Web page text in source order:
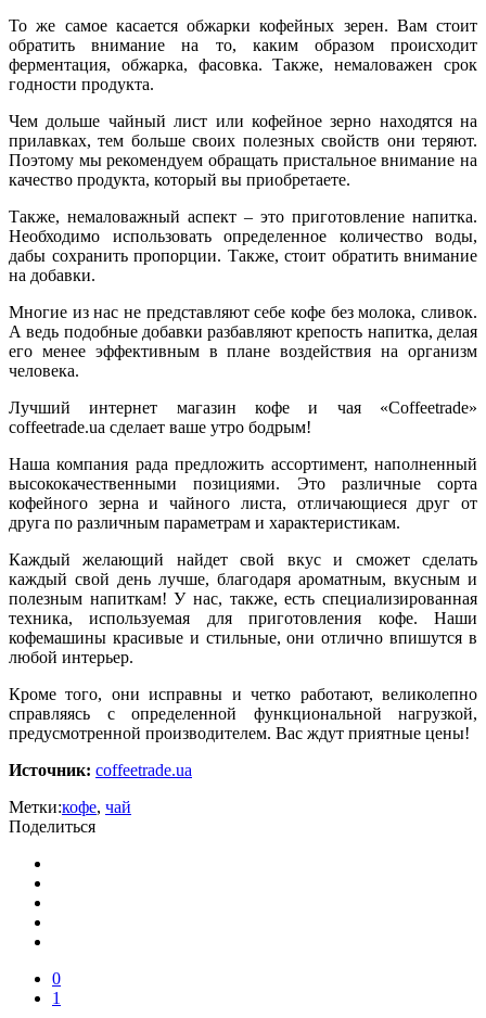
То же самое касается обжарки кофейных зерен. Вам стоит
обратить внимание на то, каким образом происходит
ферментация, обжарка, фасовка. Также, немаловажен срок
годности продукта.
Чем дольше чайный лист или кофейное зерно находятся на
прилавках, тем больше своих полезных свойств они теряют.
Поэтому мы рекомендуем обращать пристальное внимание на
качество продукта, который вы приобретаете.
Также, немаловажный аспект – это приготовление напитка.
Необходимо использовать определенное количество воды,
дабы сохранить пропорции. Также, стоит обратить внимание
на добавки.
Многие из нас не представляют себе кофе без молока, сливок.
А ведь подобные добавки разбавляют крепость напитка, делая
его менее эффективным в плане воздействия на организм
человека.
Лучший интернет магазин кофе и чая «Сoffeetrade»
coffeetrade.ua сделает ваше утро бодрым!
Наша компания рада предложить ассортимент, наполненный
высококачественными позициями. Это различные сорта
кофейного зерна и чайного листа, отличающиеся друг от
друга по различным параметрам и характеристикам.
Каждый желающий найдет свой вкус и сможет сделать
каждый свой день лучше, благодаря ароматным, вкусным и
полезным напиткам! У нас, также, есть специализированная
техника, используемая для приготовления кофе. Наши
кофемашины красивые и стильные, они отлично впишутся в
любой интерьер.
Кроме того, они исправны и четко работают, великолепно
справляясь с определенной функциональной нагрузкой,
предусмотренной производителем. Вас ждут приятные цены!
Источник: coffeetrade.ua
Метки:кофе, чай
Поделиться
0
1